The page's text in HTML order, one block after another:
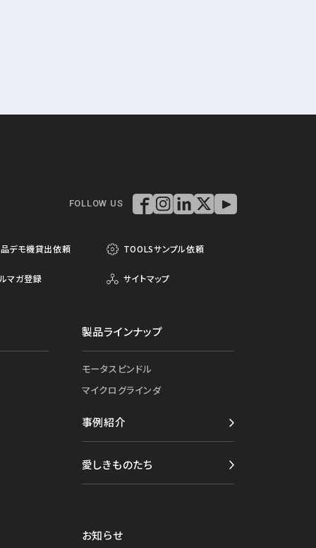
FOLLOW US
デモ機貸出依頼 TOOLSサンプル依頼
マガ登録 サイトマップ
製品ラインナップ
モータスピンドル
マイクログラインダ
事例紹介
愛しきものたち
お知らせ